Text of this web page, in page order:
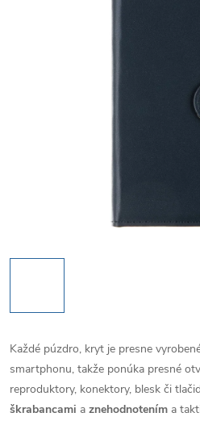
Každé púzdro, kryt je presne
smartphonu, takže ponúka presné
reproduktory, konektory, blesk či
škrabancami a znehodnotením a